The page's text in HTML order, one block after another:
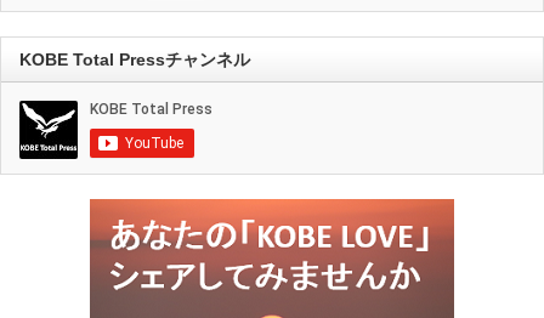
KOBE Total Pressチャンネル